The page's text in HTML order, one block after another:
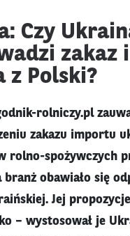
Czy
zakaz
z Polski?
rolniczy.pl
zakazu importu
rolno-spożywczych
branż obawiało się
Jej
– wystosował je